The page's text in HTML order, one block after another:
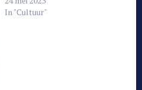
In "Cultuur"